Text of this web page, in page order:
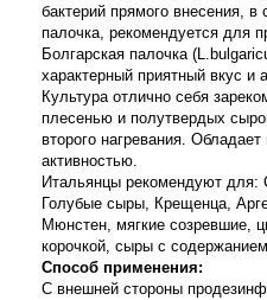
бактерий прямого внесения, в
палочка, рекомендуется для
Болгарская палочка
характерный приятный вкус и
Культура отлично себя
плесенью и полутвердых
второго нагревания.
активностью.
Итальянцы рекомендуют для:
Голубые сыры, Крещенца,
Мюнстен, мягкие созревшие,
корочкой, сыры с
Способ применения:
С внешней стороны